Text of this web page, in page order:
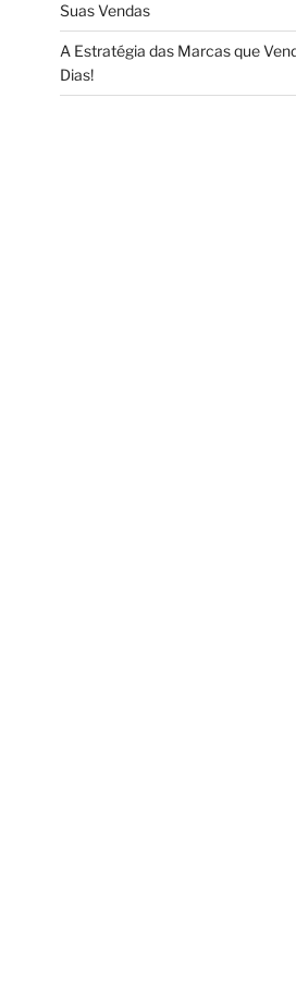
Suas Vendas
A Estratégia das Marcas que
Dias!